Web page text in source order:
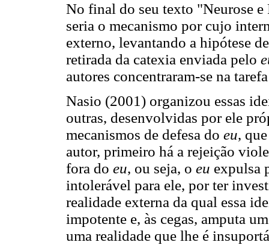
No final do seu texto "Neurose e
seria o mecanismo por cujo
externo, levantando a hipótese
retirada da catexia enviada pelo
autores concentraram-se na
Nasio (2001) organizou essas
outras, desenvolvidas por ele
mecanismos de defesa do eu,
autor, primeiro há a rejeição
fora do eu, ou seja, o eu expulsa
intolerável para ele, por ter
realidade externa da qual essa
impotente e, às cegas, amputa
uma realidade que lhe é